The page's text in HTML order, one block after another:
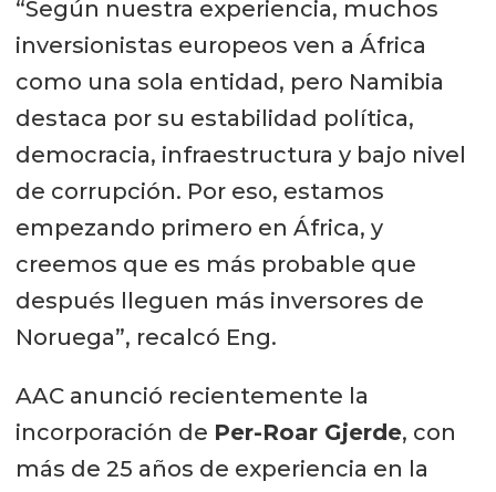
“Según nuestra experiencia, muchos
inversionistas europeos ven a África
como una sola entidad, pero Namibia
destaca por su estabilidad política,
democracia, infraestructura y bajo nivel
de corrupción. Por eso, estamos
empezando primero en África, y
creemos que es más probable que
después lleguen más inversores de
Noruega”, recalcó Eng.
AAC anunció recientemente la
incorporación de Per-Roar Gjerde, con
más de 25 años de experiencia en la